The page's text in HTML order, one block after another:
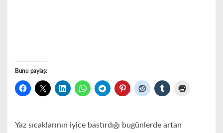
Bunu paylaş:
Yaz sıcaklarının iyice bastırdığı bugünlerde artan